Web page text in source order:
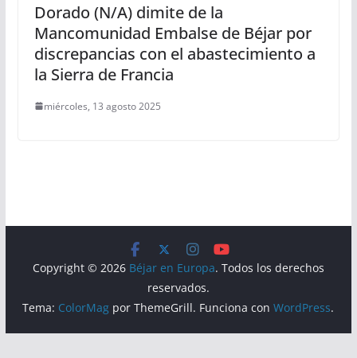
Dorado (N/A) dimite de la
Mancomunidad Embalse de Béjar por
discrepancias con el abastecimiento a
la Sierra de Francia
miércoles, 13 agosto 2025
Copyright © 2026 Béjar en Europa. Todos los derechos
reservados.
Tema: ColorMag por ThemeGrill. Funciona conWordPress.